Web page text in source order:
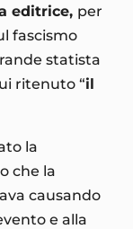
editrice, per
fascismo
statista
ritenuto “il
la
che la
causando
e alla